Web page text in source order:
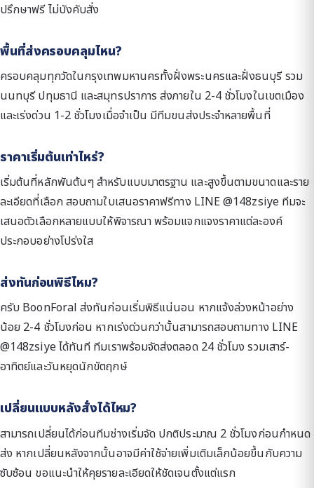
ปรึกษาฟรี ไม่บังคับสั่ง
พื้นที่ส่งครอบคลุมไหน?
ครอบคลุมทุกวัดในกรุงเทพมหานครทั้งฝั่งพระนครและฝั่งธนบุรี รวม
นนทบุรี ปทุมธานี และสมุทรปราการ ส่งภายใน 2-4 ชั่วโมงในเขตเมือง
และเร่งด่วน 1-2 ชั่วโมงเมื่อจำเป็น มีทีมขนส่งประจำหลายพื้นที่
ราคาเริ่มต้นเท่าไหร่?
เริ่มต้นที่หลักพันต้นๆ สำหรับแบบมาตรฐาน และสูงขึ้นตามขนาดและราย
ละเอียดที่เลือก สอบถามใบเสนอราคาฟรีทาง LINE @148zsiye ทีมจะ
เสนอตัวเลือกหลายแบบให้พิจารณา พร้อมแจกแจงราคาแต่ละองค์
ประกอบอย่างโปร่งใส
ส่งทันก่อนพิธีไหม?
ครับ BoonForal ส่งทันก่อนเริ่มพิธีแน่นอน หากแจ้งล่วงหน้าอย่าง
น้อย 2-4 ชั่วโมงก่อน หากเร่งด่วนกว่านั้นสามารถสอบถามทาง LINE
@148zsiye ได้ทันที ทีมเราพร้อมจัดส่งตลอด 24 ชั่วโมง รวมเสาร์-
อาทิตย์และวันหยุดนักขัตฤกษ์
เปลี่ยนแบบหลังสั่งได้ไหม?
สามารถเปลี่ยนได้ก่อนทีมช่างเริ่มจัด ปกติประมาณ 2 ชั่วโมงก่อนกำหนด
ส่ง หากเปลี่ยนหลังจากนั้นอาจมีค่าใช้จ่ายเพิ่มเติมเล็กน้อยขึ้นกับความ
ซับซ้อน ขอแนะนำให้คุยรายละเอียดให้ชัดเจนตั้งแต่แรก